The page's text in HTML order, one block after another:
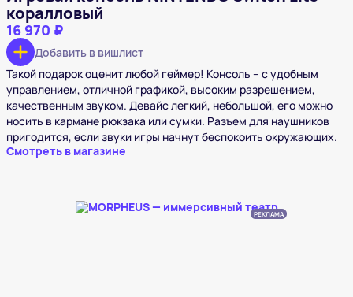
коралловый
16 970 ₽
Добавить в вишлист
Такой подарок оценит любой геймер! Консоль – с удобным
управлением, отличной графикой, высоким разрешением,
качественным звуком. Девайс легкий, небольшой, его можно
носить в кармане рюкзака или сумки. Разъем для наушников
пригодится, если звуки игры начнут беспокоить окружающих.
Смотреть в магазине
РЕКЛАМА